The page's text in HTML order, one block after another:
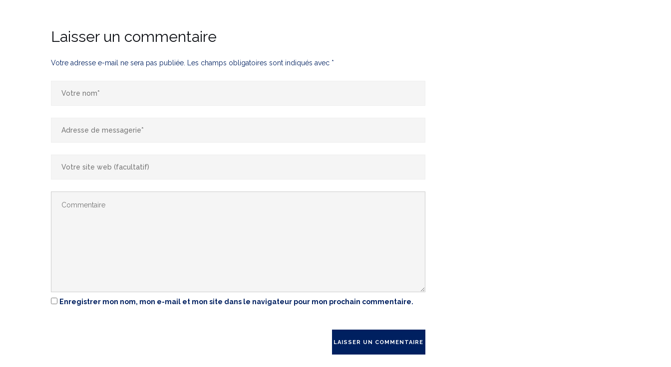
Laisser un commentaire
Votre adresse e-mail ne sera pas publiée. Les champs obligatoires sont indiqués avec *
Enregistrer mon nom, mon e-mail et mon site dans le navigateur pour mon prochain commentaire.